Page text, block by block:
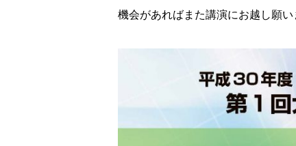
機会があればまた講演にお越し願い